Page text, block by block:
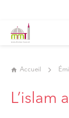
Accueil
L’islam